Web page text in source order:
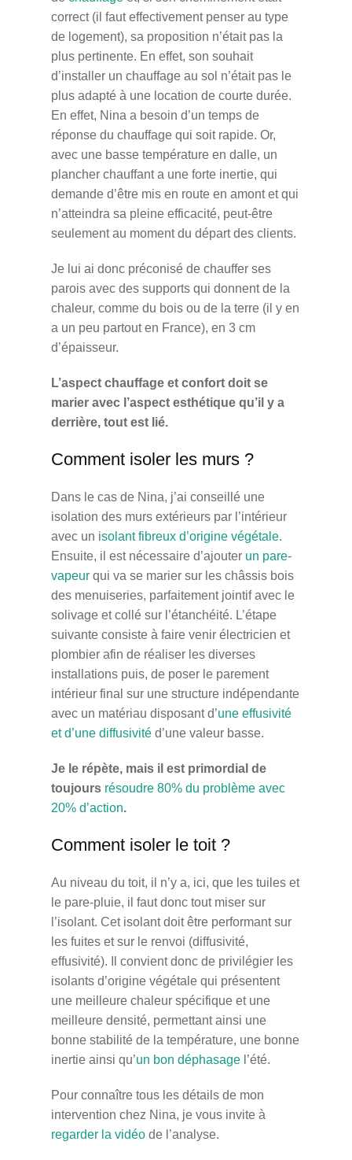
correct (il faut effectivement penser au type
de logement), sa proposition n’était pas la
plus pertinente. En effet, son souhait
d’installer un chauffage au sol n’était pas le
plus adapté à une location de courte durée.
En effet, Nina a besoin d’un temps de
réponse du chauffage qui soit rapide. Or,
avec une basse température en dalle, un
plancher chauffant a une forte inertie, qui
demande d’être mis en route en amont et qui
n’atteindra sa pleine efficacité, peut-être
seulement au moment du départ des clients.
Je lui ai donc préconisé de chauffer ses
parois avec des supports qui donnent de la
chaleur, comme du bois ou de la terre (il y en
a un peu partout en France), en 3 cm
d’épaisseur.
L’aspect chauffage et confort doit se
marier avec l’aspect esthétique qu’il y a
derrière, tout est lié.
Comment isoler les murs ?
Dans le cas de Nina, j’ai conseillé une
isolation des murs extérieurs par l’intérieur
avec un isolant fibreux d’origine végétale.
Ensuite, il est nécessaire d’ajouter un pare-
vapeurqui va se marier sur les châssis bois
des menuiseries, parfaitement jointif avec le
solivage et collé sur l’étanchéité. L’étape
suivante consiste à faire venir électricien et
plombier afin de réaliser les diverses
installations puis, de poser le parement
intérieur final sur une structure indépendante
avec un matériau disposant d’une effusivité
et d’une diffusivitéd’une valeur basse.
Je le répète, mais il est primordial de
toujours résoudre 80% du problème avec
20% d’action.
Comment isoler le toit ?
Au niveau du toit, il n’y a, ici, que les tuiles et
le pare-pluie, il faut donc tout miser sur
l’isolant. Cet isolant doit être performant sur
les fuites et sur le renvoi (diffusivité,
effusivité). Il convient donc de privilégier les
isolants d’origine végétale qui présentent
une meilleure chaleur spécifique et une
meilleure densité, permettant ainsi une
bonne stabilité de la température, une bonne
inertie ainsi qu’un bon déphasagel’été.
Pour connaître tous les détails de mon
intervention chez Nina, je vous invite à
regarder la vidéode l’analyse.